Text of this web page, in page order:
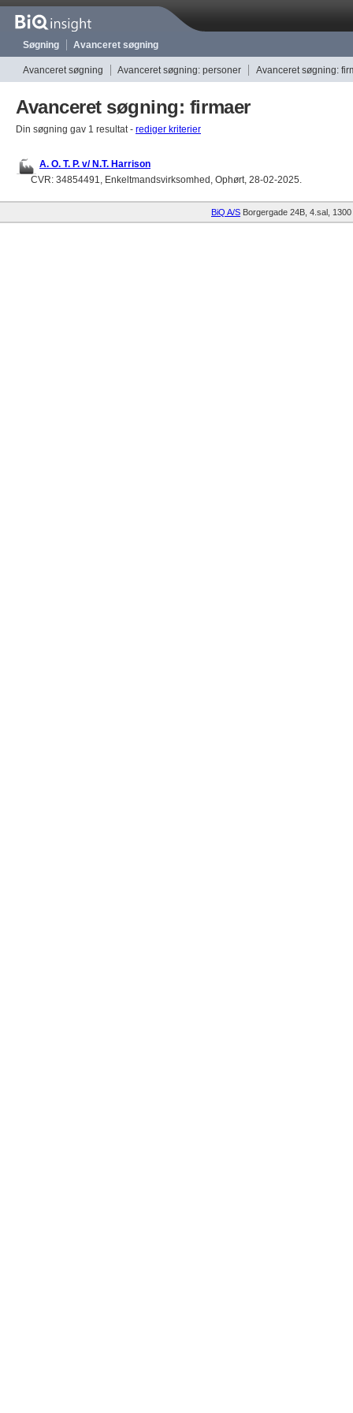
Søgning Avanceret søgning
Avanceret søgning Avanceret søgning: personer Avanceret søgning:
Avanceret søgning: firmaer
Din søgning gav 1 resultat - rediger kriterier
A. O. T. P. v/ N.T. Harrison
CVR: 34854491, Enkeltmandsvirksomhed, Ophørt, 28-02-2025.
BiQ A/S Borgergade 24B, 4.sal 1300